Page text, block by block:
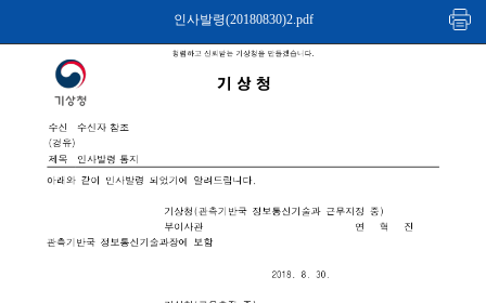
인사발령(20180830)2.pdf